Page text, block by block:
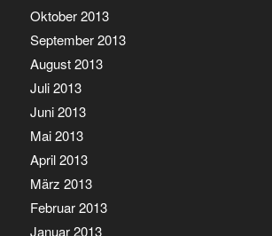
Oktober 2013
September 2013
August 2013
Juli 2013
Juni 2013
Mai 2013
April 2013
März 2013
Februar 2013
Januar 2013